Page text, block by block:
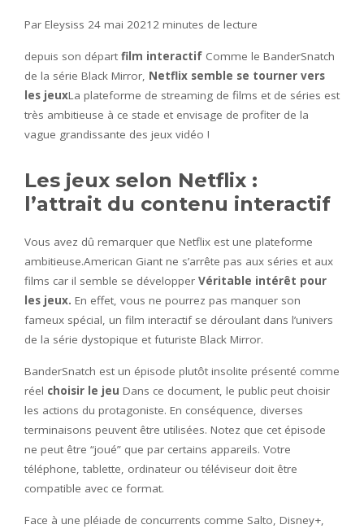
Par Eleysiss 24 mai 2021 2 minutes de lecture
depuis son départ film interactif Comme le BanderSnatch
de la série Black Mirror, Netflix semble se tourner vers
les jeuxLa plateforme de streaming de films et de séries est
très ambitieuse à ce stade et envisage de profiter de la
vague grandissante des jeux vidéo !
Les jeux selon Netflix :
l’attrait du contenu interactif
Vous avez dû remarquer que Netflix est une plateforme
ambitieuse.American Giant ne s’arrête pas aux séries et aux
films car il semble se développer Véritable intérêt pour
les jeux. En effet, vous ne pourrez pas manquer son
fameux spécial, un film interactif se déroulant dans l’univers
de la série dystopique et futuriste Black Mirror.
BanderSnatch est un épisode plutôt insolite présenté comme
réel choisir le jeu Dans ce document, le public peut choisir
les actions du protagoniste. En conséquence, diverses
terminaisons peuvent être utilisées. Notez que cet épisode
ne peut être “joué” que par certains appareils. Votre
téléphone, tablette, ordinateur ou téléviseur doit être
compatible avec ce format.
Face à une pléiade de concurrents comme Salto, Disney+,